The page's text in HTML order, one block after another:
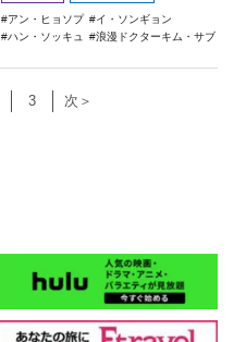
アン・ヒョソプ
イ・ソンギョン
ハン・ソッキュ
浪漫ドクターキム・サブ
3 次＞